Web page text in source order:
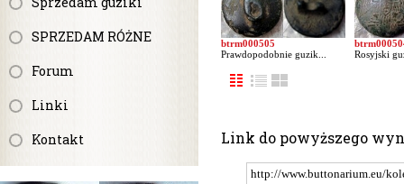
SPRZEDAM RÓŻNE
Forum
Linki
Kontakt
btrm000505
Prawdopodobnie guzik...
Rosyjski
Link do powyższego